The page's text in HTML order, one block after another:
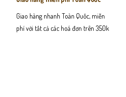
Giao hàng nhanh Toàn Quốc, miễn
phí với tất cả các hoá đơn trên 350k